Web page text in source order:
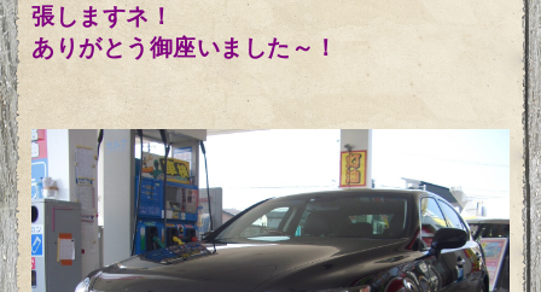
張しますネ！
ありがとう御座いました～！